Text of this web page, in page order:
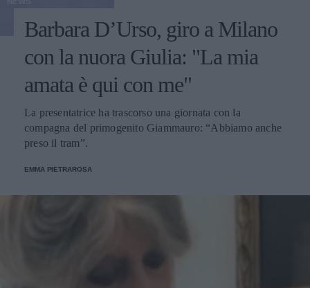
Barbara D’Urso, giro a Milano
con la nuora Giulia: "La mia
amata è qui con me"
La presentatrice ha trascorso una giornata con la
compagna del primogenito Giammauro: “Abbiamo anche
preso il tram”.
EMMA PIETRAROSA